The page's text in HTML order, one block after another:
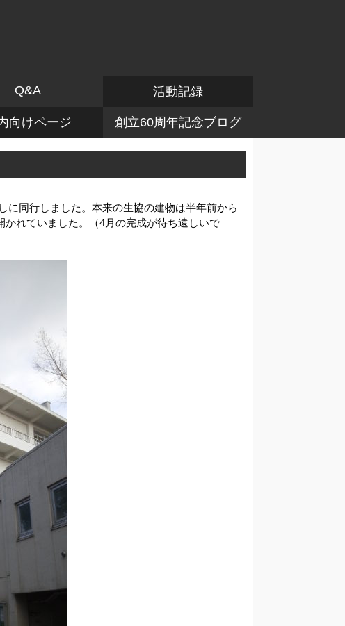
Q&A 活動記録
向けページ 創立60周年記念ブログ
に同行しました。本来の生協の建物は半年前から
れていました。（4月の完成が待ち遠しいで